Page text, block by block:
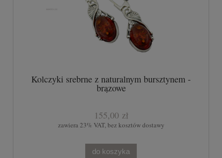
Kolczyki srebrne z naturalnym bursztynem -
brązowe
155,00 zł
zawiera 23% VAT, bez kosztów dostawy
do koszyka